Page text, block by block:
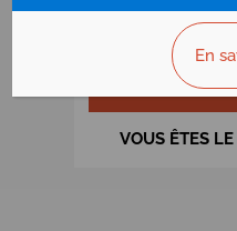
VOUS ÊTES
En